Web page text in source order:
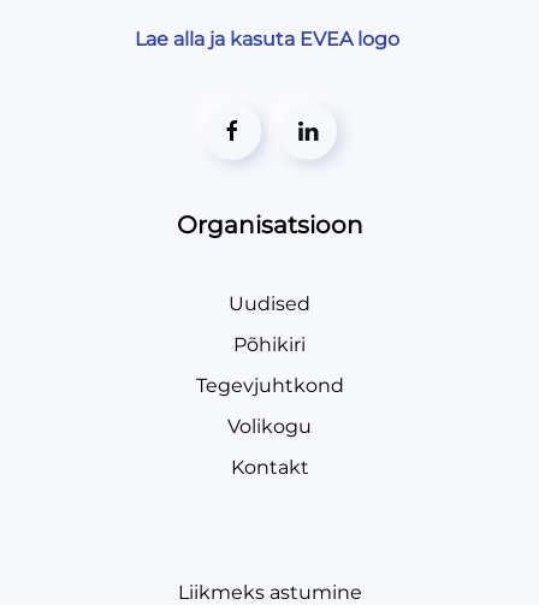
Lae alla ja kasuta EVEA logo
Organisatsioon
Uudised
Põhikiri
Tegevjuhtkond
Volikogu
Kontakt
Liikmeks astumine